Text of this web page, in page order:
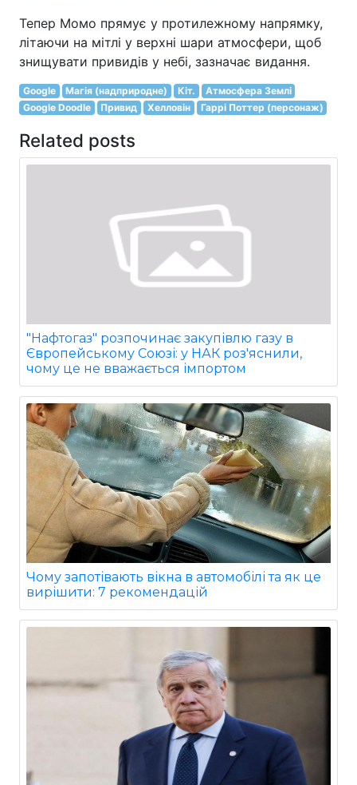
Тепер Момо прямує у протилежному напрямку,
літаючи на мітлі у верхні шари атмосфери, щоб
знищувати привидів у небі, зазначає видання.
Google Магія (надприродне) Кіт.
Атмосфера Землі
Google Doodle
Привид Хелловін Гаррі Поттер (персонаж)
Related posts
"Нафтогаз" розпочинає закупівлю газу в
Європейському Союзі: у НАК роз'яснили,
чому це не вважається імпортом
Чому запотівають вікна в автомобілі та як це
вирішити: 7 рекомендацій